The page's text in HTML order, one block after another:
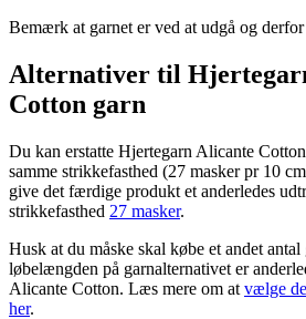
Bemærk at garnet er ved at udgå og
Alternativer til
Cotton garn
Du kan erstatte Hjertegarn Alicante
samme strikkefasthed (27 masker pr 10
give det færdige produkt et anderledes
strikkefasthed 27 masker.
Husk at du måske skal købe et andet
løbelængden på garnalternativet er
Alicante Cotton. Læs mere om at vælge
her.